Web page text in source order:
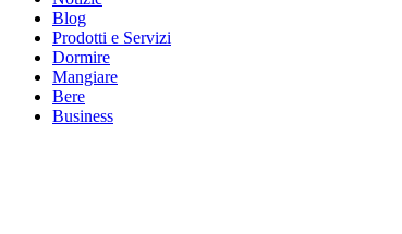
Blog
Prodotti e Servizi
Dormire
Mangiare
Bere
Business